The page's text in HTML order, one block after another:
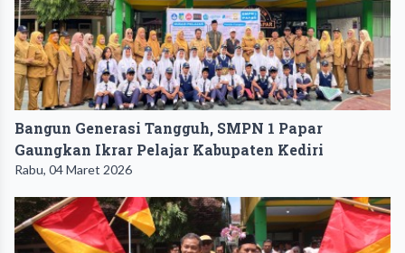
Bangun Generasi Tangguh, SMPN 1 Papar
Gaungkan Ikrar Pelajar Kabupaten Kediri
Rabu, 04 Maret 2026